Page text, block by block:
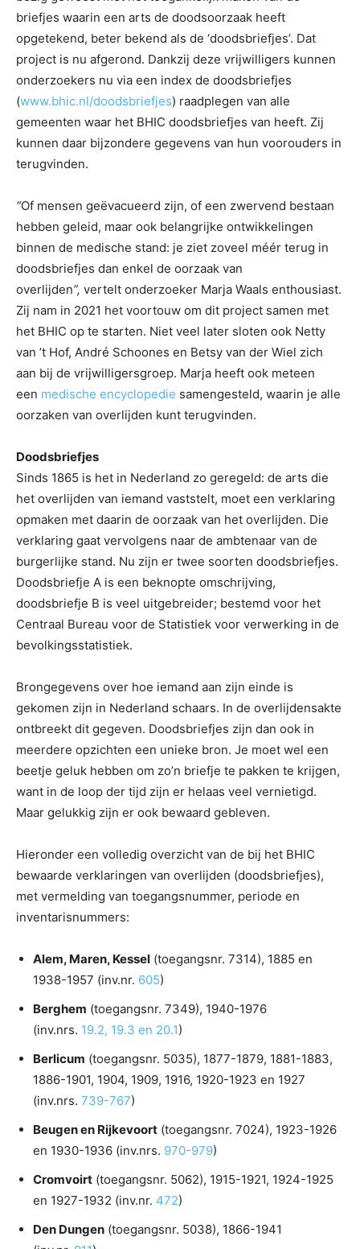
briefjes waarin een arts de doodsoorzaak heeft
opgetekend, beter bekend als de ‘doodsbriefjes’. Dat
project is nu afgerond. Dankzij deze vrijwilligers kunnen
onderzoekers nu via een index de doodsbriefjes
(www.bhic.nl/doodsbriefjes) raadplegen van alle
gemeenten waar het BHIC doodsbriefjes van heeft. Zij
kunnen daar bijzondere gegevens van hun voorouders in
terugvinden.
“Of mensen geëvacueerd zijn, of een zwervend bestaan
hebben geleid, maar ook belangrijke ontwikkelingen
binnen de medische stand: je ziet zoveel méér terug in
doodsbriefjes dan enkel de oorzaak van
overlijden”, vertelt onderzoeker Marja Waals enthousiast.
Zij nam in 2021 het voortouw om dit project samen met
het BHIC op te starten. Niet veel later sloten ook Netty
van ’t Hof, André Schoones en Betsy van der Wiel zich
aan bij de vrijwilligersgroep. Marja heeft ook meteen
een medische encyclopedie samengesteld, waarin je alle
oorzaken van overlijden kunt terugvinden.
Doodsbriefjes
Sinds 1865 is het in Nederland zo geregeld: de arts die
het overlijden van iemand vaststelt, moet een verklaring
opmaken met daarin de oorzaak van het overlijden. Die
verklaring gaat vervolgens naar de ambtenaar van de
burgerlijke stand. Nu zijn er twee soorten doodsbriefjes.
Doodsbriefje A is een beknopte omschrijving,
doodsbriefje B is veel uitgebreider; bestemd voor het
Centraal Bureau voor de Statistiek voor verwerking in de
bevolkingsstatistiek.
Brongegevens over hoe iemand aan zijn einde is
gekomen zijn in Nederland schaars. In de overlijdensakte
ontbreekt dit gegeven. Doodsbriefjes zijn dan ook in
meerdere opzichten een unieke bron. Je moet wel een
beetje geluk hebben om zo’n briefje te pakken te krijgen,
want in de loop der tijd zijn er helaas veel vernietigd.
Maar gelukkig zijn er ook bewaard gebleven.
Hieronder een volledig overzicht van de bij het BHIC
bewaarde verklaringen van overlijden (doodsbriefjes),
met vermelding van toegangsnummer, periode en
inventarisnummers:
Alem, Maren, Kessel (toegangsnr. 7314), 1885 en
1938-1957 (inv.nr. 605)
Berghem (toegangsnr. 7349), 1940-1976
(inv.nrs. 19.2, 19.3 en 20.1)
Berlicum (toegangsnr. 5035), 1877-1879, 1881-1883,
1886-1901, 1904, 1909, 1916, 1920-1923 en 1927
(inv.nrs. 739-767)
Beugen en Rijkevoort (toegangsnr. 7024), 1923-1926
en 1930-1936 (inv.nrs. 970-979)
Cromvoirt (toegangsnr. 5062), 1915-1921, 1924-1925
en 1927-1932 (inv.nr. 472)
Den Dungen (toegangsnr. 5038), 1866-1941